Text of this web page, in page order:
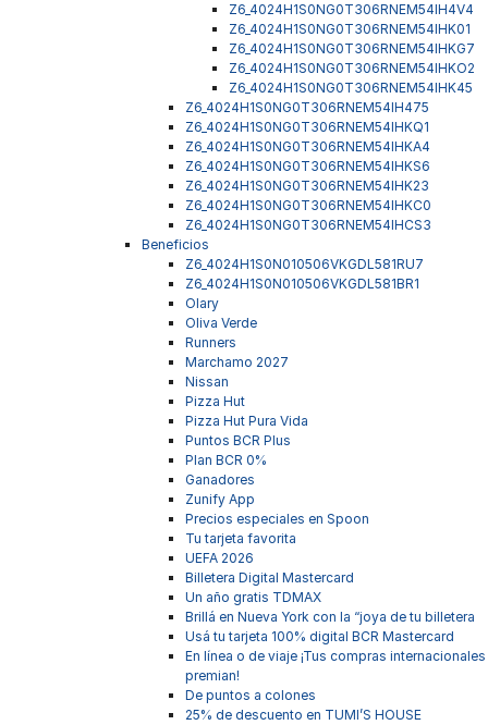
Z6_4024H1S0NG0T306RNEM54IH4V4
Z6_4024H1S0NG0T306RNEM54IHK01
Z6_4024H1S0NG0T306RNEM54IHKG7
Z6_4024H1S0NG0T306RNEM54IHKO2
Z6_4024H1S0NG0T306RNEM54IHK45
Z6_4024H1S0NG0T306RNEM54IH475
Z6_4024H1S0NG0T306RNEM54IHKQ1
Z6_4024H1S0NG0T306RNEM54IHKA4
Z6_4024H1S0NG0T306RNEM54IHKS6
Z6_4024H1S0NG0T306RNEM54IHK23
Z6_4024H1S0NG0T306RNEM54IHKC0
Z6_4024H1S0NG0T306RNEM54IHCS3
Beneficios
Z6_4024H1S0N010506VKGDL581RU7
Z6_4024H1S0N010506VKGDL581BR1
Olary
Oliva Verde
Runners
Marchamo 2027
Nissan
Pizza Hut
Pizza Hut Pura Vida
Puntos BCR Plus
Plan BCR 0%
Ganadores
Zunify App
Precios especiales en Spoon
Tu tarjeta favorita
UEFA 2026
Billetera Digital Mastercard
Un año gratis TDMAX
Brillá en Nueva York con la “joya de tu billetera
Usá tu tarjeta 100% digital BCR Mastercard
En línea o de viaje ¡Tus compras
premian!
De puntos a colones
25% de descuento en TUMI’S HOUSE